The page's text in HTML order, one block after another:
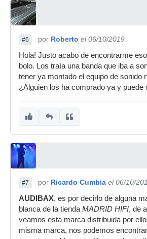
#6 por Roberto el 06/10/2019
Hola! Justo acabo de encontrarme
bolo. Los traía una banda que iba a
tener ya montado el equipo de sonido
¿Alguien los ha comprado ya y puede
#7 por Ricardo Cumbia el 06/10/
AUDIBAX, es por decirlo de alguna
blanca de la tienda MADRID HIFI, de
veamos esta marca distribuida por
misma marca, nos podemos